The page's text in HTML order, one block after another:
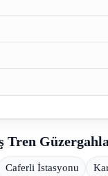
Tren
Caferli İstasyonu